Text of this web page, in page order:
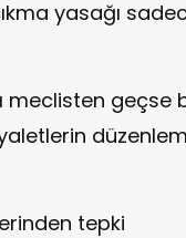
yasağı
meclisten geçse
tepki